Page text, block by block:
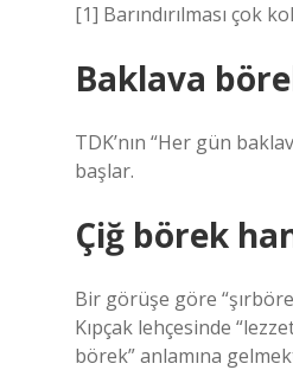
[1] Barındırılması çok
Baklava
TDK’nın “Her gün
başlar.
Çiğ börek
Bir görüşe göre
Kıpçak lehçesinde
börek” anlamına